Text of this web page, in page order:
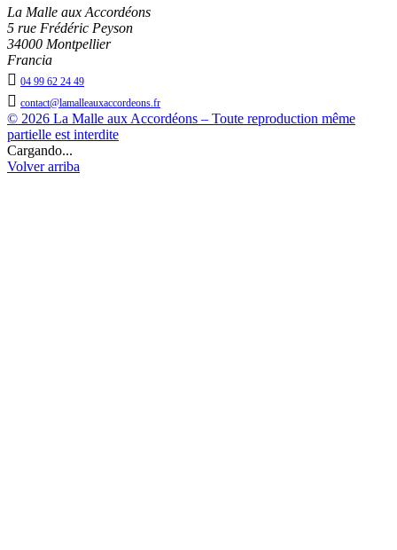
La Malle aux Accordéons
5 rue Frédéric Peyson
34000 Montpellier
Francia
 04 99 62 24 49
 contact@lamalleauxaccordeons.fr
© 2026 La Malle aux Accordéons – Toute reproduction même
partielle est interdite
Cargando...
Volver arriba